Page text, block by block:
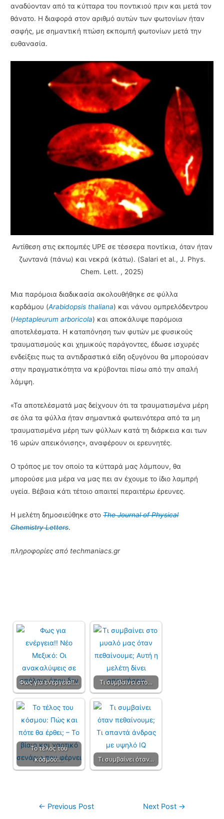
αναδύονταν από τα κύτταρα του ποντικιού πριν και μετά τον
θάνατο. Η διαφορά στον αριθμό αυτών των φωτονίων ήταν
σαφής, με σημαντική πτώση εκπομπή φωτονίων μετά την
ευθανασία.
Αντίθεση στις εκπομπές UPE σε τέσσερα ποντίκια, όταν ήταν
ζωντανά (πάνω) και νεκρά (κάτω). (Salari et al., J. Phys.
Chem. Lett. , 2025)
Μια παρόμοια διαδικασία ακολουθήθηκε σε φύλλα
καρδάμου (Arabidopsis thaliana) και νάνου ομπρελόδεντρου
(Heptapleurum arboricola) και αποκάλυψε παρόμοια
αποτελέσματα. Η καταπόνηση των φυτών με φυσικούς
τραυματισμούς και χημικούς παράγοντες, έδωσε ισχυρές
ενδείξεις πως τα αντιδραστικά είδη οξυγόνου θα μπορούσαν
στην πραγματικότητα να κρύβονται πίσω από την απαλή
λάμψη.
«Τα αποτελέσματά μας δείχνουν ότι τα τραυματισμένα μέρη
σε όλα τα φύλλα ήταν σημαντικά φωτεινότερα από τα μη
τραυματισμένα μέρη των φύλλων κατά τη διάρκεια και των
16 ωρών απεικόνισης», αναφέρουν οι ερευνητές.
Ο τρόπος με τον οποίο τα κύτταρά μας λάμπουν, θα
μπορούσε μια μέρα να μας πει αν έχουμε το ίδιο λαμπρή
υγεία. Βέβαια κάτι τέτοιο απαιτεί περαιτέρω έρευνες.
Η μελέτη δημοσιεύθηκε στοThe Journal of Physical
Chemistry Letters.
πληροφορίες από techmaniacs.gr
Φως για ενέργεια!!… Τι συμβαίνει στο…
Το τέλος του
κόσμου:…
Τι συμβαίνει όταν…
← Previous Post Next Post →